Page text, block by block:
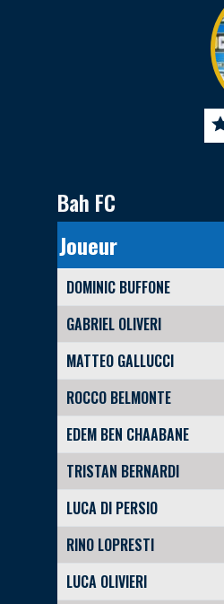
Bah FC
Joueur
DOMINIC BUFFONE
GABRIEL OLIVERI
MATTEO GALLUCCI
ROCCO BELMONTE
EDEM BEN CHAABANE
TRISTAN BERNARDI
LUCA DI PERSIO
RINO LOPRESTI
LUCA OLIVIERI